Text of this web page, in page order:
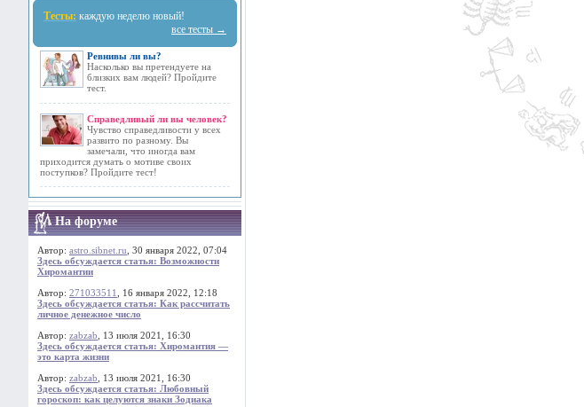
Тесты: каждую неделю новый!
все тесты →
Ревнивы ли вы?
Насколько вы претендуете на
близких вам людей? Пройдите
тест.
Справедливый ли вы человек?
Чувство справедливости у всех
развито по разному. Вы
замечали, что иногда вам
приходится думать о мотиве своих
поступков? Пройдите тест!
На форуме
Автор: astro.sibnet.ru , 30 января 2022, 07:04
Здесь обсуждается статья: Возможности
Хиромантии
Автор: 271033511
, 16 января 2022, 12:18
Здесь обсуждается статья: Как рассчитать
личное денежное число
Автор: zabzab , 13 июля 2021, 16:30
Здесь обсуждается статья: Хиромантия —
это карта жизни
Автор: zabzab , 13 июля 2021, 16:30
Здесь обсуждается статья: Любовный
гороскоп: как целуются знаки Зодиака